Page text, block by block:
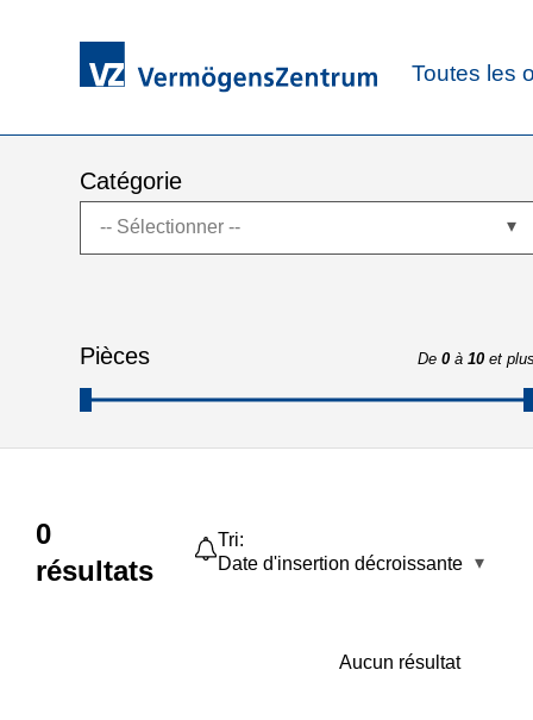
Toutes les
Catégorie
-- Sélectionner --
Pièces De 0 à 10 et
0
résultats
Tri:
Date d'insertion décroissante
Aucun résultat